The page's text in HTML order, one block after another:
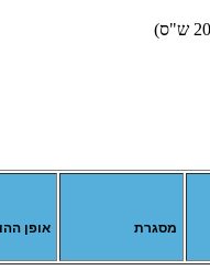
מסגרת אופן